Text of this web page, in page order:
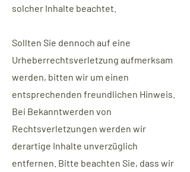
solcher Inhalte beachtet.
Sollten Sie dennoch auf eine
Urheberrechtsverletzung aufmerksam
werden, bitten wir um einen
entsprechenden freundlichen Hinweis.
Bei Bekanntwerden von
Rechtsverletzungen werden wir
derartige Inhalte unverzüglich
entfernen. Bitte beachten Sie, dass wir